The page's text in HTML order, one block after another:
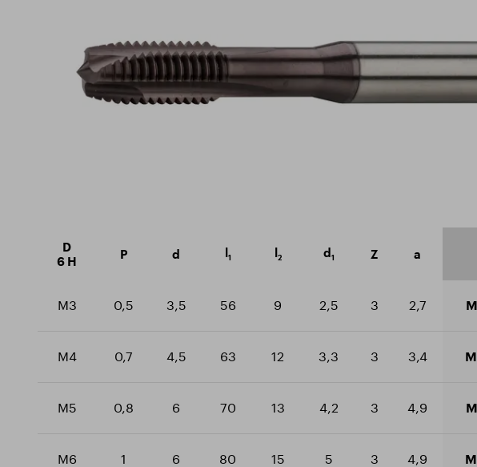
technische Fräsmaschinen
Bohrer
Einfädler
Download Katalog
D
6 H
P d l1 l2 d1 Z a
M3 0,5 3,5 56 9 2,5 3 2,7
M4 0,7 4,5 63 12 3,3 3 3,4
M5 0,8 6 70 13 4,2 3 4,9
M6 1 6 80 15 5 3 4,9